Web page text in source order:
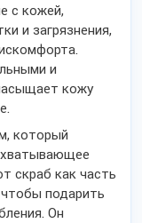
с кожей,
и загрязнения,
и
кожу
который
скраб как часть
чтобы подарить
Он